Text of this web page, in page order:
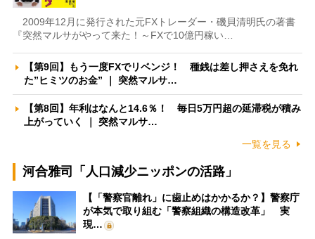
2009年12月に発行された元FXトレーダー・磯貝清明氏の著書
『突然マルサがやって来た！～FXで10億円稼い…
【第9回】もう一度FXでリベンジ！ 種銭は差し押さえを免れ
た”ヒミツのお金” ｜ 突然マルサ…
【第8回】年利はなんと14.6％！ 毎日5万円超の延滞税が積み
上がっていく ｜ 突然マルサ…
一覧を見る
河合雅司「人口減少ニッポンの活路」
【「警察官離れ」に歯止めはかかるか？】警察庁
が本気で取り組む「警察組織の構造改革」 実
現…